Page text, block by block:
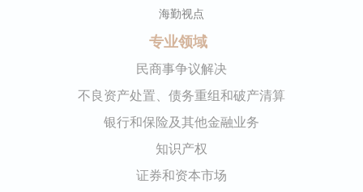
海勤视点
专业领域
民商事争议解决
不良资产处置、债务重组和破产清算
银行和保险及其他金融业务
知识产权
证券和资本市场